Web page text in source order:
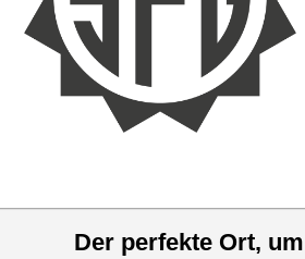
Der perfekte Ort,